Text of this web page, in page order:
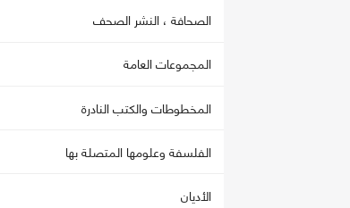
الصحافة ، النشر الصحف
المجموعات العامة
المخطوطات والكتب النادرة
الفلسفة وعلومها المتصلة بها
الأديان